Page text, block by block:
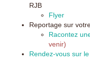
RJB
Flyer
Reportage sur
Racontez
venir)
Rendez-vous sur